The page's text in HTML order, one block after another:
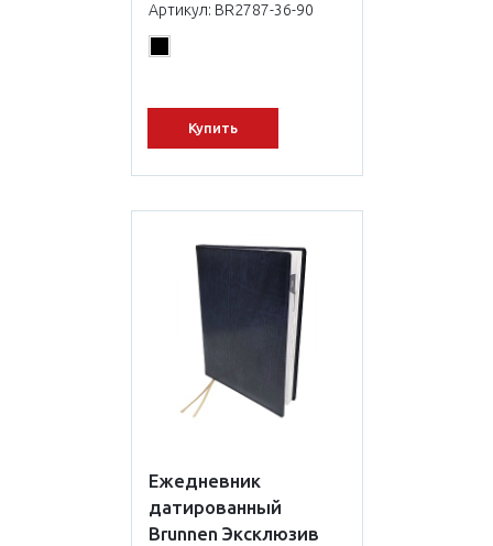
Артикул: BR2787-36-90
Купить
Ежедневник
датированный
Brunnen Эксклюзив